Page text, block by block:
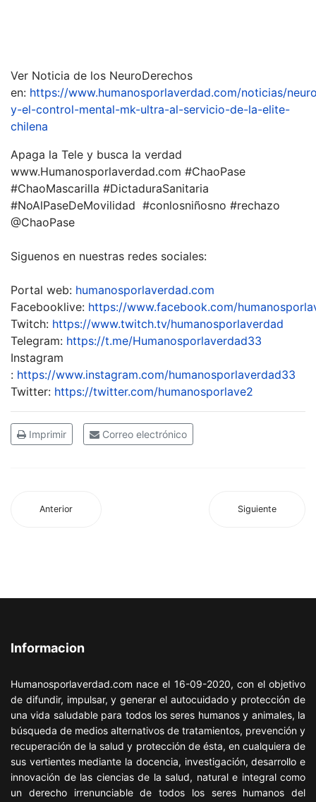
Ver Noticia de los NeuroDerechos
en: https://www.humanosporlaverdad.com/noticias/
y-el-control-mental-mk-ultra-al-servicio-de-la-elite-
chilena
Apaga la Tele y busca la verdad
www.Humanosporlaverdad.com #ChaoPase
#ChaoMascarilla #DictaduraSanitaria
#NoAlPaseDeMovilidad #conlosniñosno #rechazo
@ChaoPase
Siguenos en nuestras redes sociales:
Portal web: humanosporlaverdad.com
Facebooklive: https://www.facebook.com/
Twitch: https://www.twitch.tv/humanosporlaverdad
Telegram: https://t.me/Humanosporlaverdad33
Instagram
: https://www.instagram.com/humanosporlaverdad33
Twitter: https://twitter.com/humanosporlave2
Imprimir Correo electrónico
Anterior Siguiente
Informacion
Humanosporlaverdad.com nace el 16-09-2020, con el objetivo
de difundir, impulsar, y generar el autocuidado y protección de
una vida saludable para todos los seres humanos y animales, la
búsqueda de medios alternativos de tratamientos, prevención y
recuperación de la salud y protección de ésta, en cualquiera de
sus vertientes mediante la docencia, investigación, desarrollo e
innovación de las ciencias de la salud, natural e integral como
un derecho irrenunciable de todos los seres humanos del